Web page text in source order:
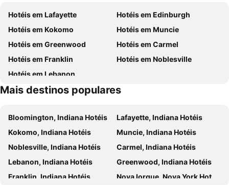
White River State Park
Indianapolis Zoo
Indiana State Museum
Hotéis em Lafayette
Hotéis em Edinburgh
Hotéis em Kokomo
Hotéis em Muncie
Hotéis em Greenwood
Hotéis em Carmel
Hotéis em Franklin
Hotéis em Noblesville
Hotéis em Lebanon
Mais destinos populares
Bloomington, Indiana Hotéis
Lafayette, Indiana Hotéis
Kokomo, Indiana Hotéis
Muncie, Indiana Hotéis
Noblesville, Indiana Hotéis
Carmel, Indiana Hotéis
Lebanon, Indiana Hotéis
Greenwood, Indiana Hotéis
Franklin, Indiana Hotéis
Nova Iorque, Nova York Hotéis